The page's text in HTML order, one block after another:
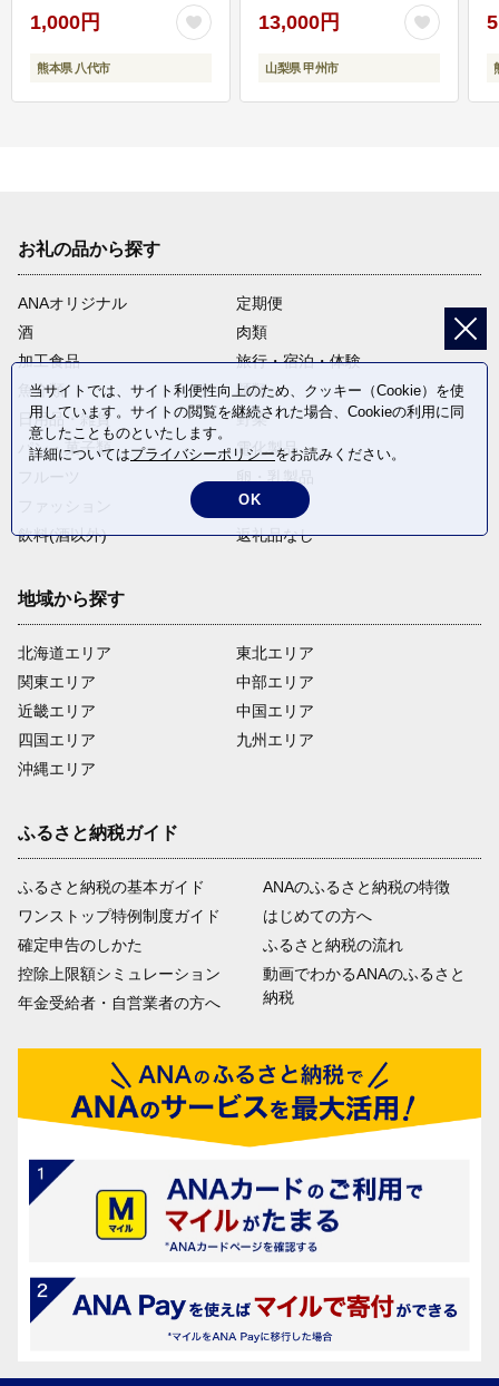
1,000円
熊本県 八代市
13,000円
山梨県 甲州市
お礼の品から探す
ANAオリジナル
定期便
酒
肉類
加工食品
旅行・宿泊・体験
魚介類
麺類
日用品・雑貨
野菜
パン・菓子類
電化製品
米・穀物
飲料(酒以外)
返礼品なし
地域から探す
北海道エリア
関東エリア
近畿エリア
四国エリア
沖縄エリア
東北エリア
中部エリア
中国エリア
九州エリア
ふるさと納税ガイド
ふるさと納税の基本ガイド
ワンストップ特例制度ガイド
確定申告のしかた
控除上限額シミュレーション
年金受給者・自営業者の方へ
ANAのふるさと納税の特徴
はじめての方へ
ふるさと納税の流れ
動画でわかるANAのふるさと
納税
当サイトでは、サイト利便性向上のため、クッキー（Cookie）を使
用しています。サイトの閲覧を継続された場合、Cookieの利用に同
意したことものといたします。
詳細についてはプライバシーポリシーをお読みください。
OK